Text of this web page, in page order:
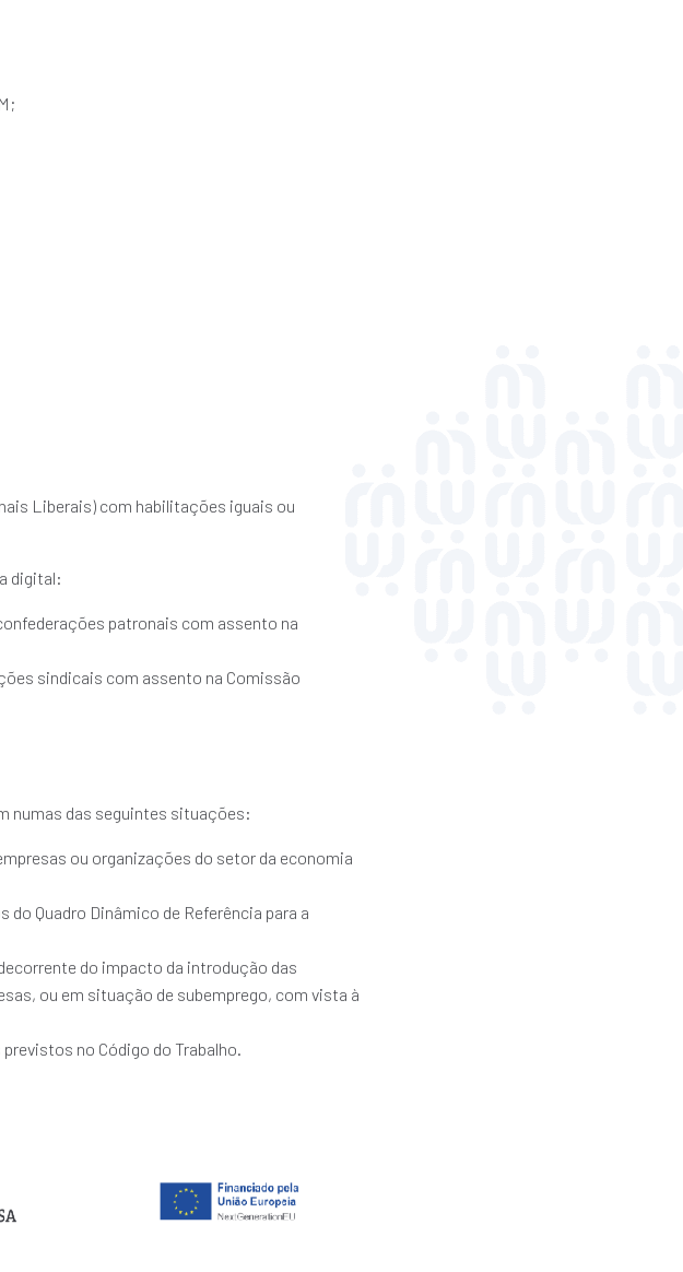
Liberais) com habilitações iguais ou
digital:
patronais com assento na
sindicais com assento na Comissão
numas das seguintes situações:
ou organizações do setor da economia
Quadro Dinâmico de Referência para a
do impacto da introdução das
ou em situação de subemprego, com vista à
no Código do Trabalho.